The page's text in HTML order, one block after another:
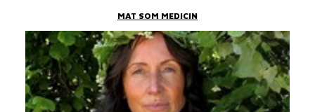
MAT SOM MEDICIN